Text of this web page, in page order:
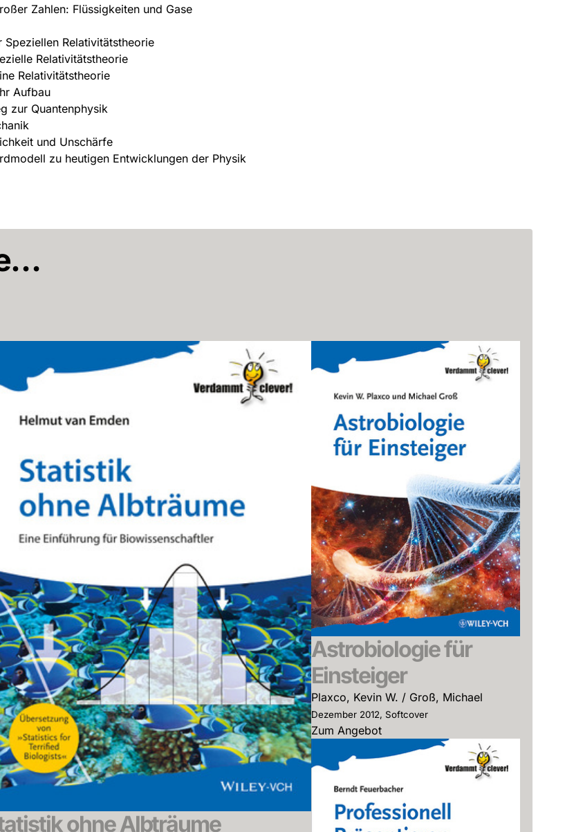
Zahlen: Flüssigkeiten und Gase
Speziellen Relativitätstheorie
Relativitätstheorie
Relativitätstheorie
Aufbau
zur Quantenphysik
und Unschärfe
zu heutigen Entwicklungen der Physik
ohne Albträume
Astrobiologie für
Einsteiger
Plaxco, Kevin W. / Groß, Michael
Dezember 2012, Softcover
Zum Angebot